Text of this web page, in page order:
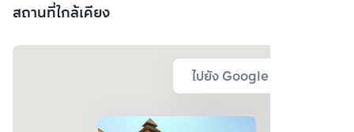
สถานที่ใกล้เคียง
ไปยัง Google Map